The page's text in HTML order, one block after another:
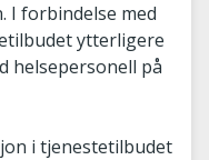
I forbindelse med
ytterligere
helsepersonell på
i tjenestetilbudet